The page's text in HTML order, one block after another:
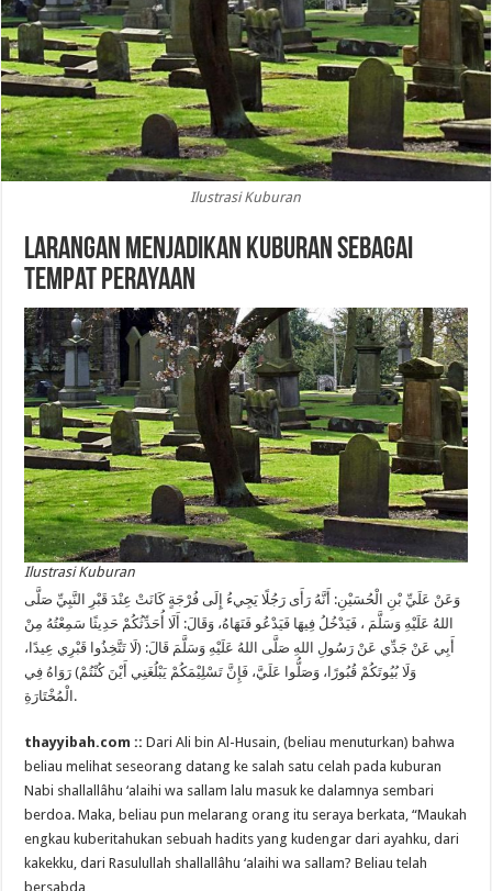
Ilustrasi Kuburan
Larangan Menjadikan Kuburan Sebagai
Tempat Perayaan
Ilustrasi Kuburan
وَعَنْ عَلَيِّ بْنِ الْحُسَيْنِ: أَنَّهُ رَأَى رَجُلًا يَجِيءُ إِلَى فُرْجَةٍ كَانَتْ عِنْدَ قَبْرِ النَّبِيِّ صَلَّى
اللهُ عَلَيْهِ وَسَلَّمَ ، فَيَدْخُلُ فِيهَا فَيَدْعُو فَنَهَاهُ، وَقَالَ: أَلَا أُحَدِّثُكُمْ حَدِيثًا سَمِعْتُهُ مِنْ
أَبِي عَنْ جَدِّي عَنْ رَسُولِ اللهِ صَلَّى اللهُ عَلَيْهِ وَسَلَّمَ قَالَ: (لَا تَتَّخِذُوا قَبْرِي عِيدًا،
وَلَا بُيُوتَكُمْ قُبُورًا، وَصَلُّوا عَلَيَّ، فَإِنَّ تَسْلِيْمَكُمْ يَبْلُغَنِي أَيْنَ كُنْتُمْ) رَوَاهُ فِي
الْمُخْتَارَةِ.
thayyibah.com ::Dari Ali bin Al-Husain, (beliau menuturkan) bahwa
beliau melihat seseorang datang ke salah satu celah pada kuburan
Nabi shallallâhu ‘alaihi wa sallam lalu masuk ke dalamnya sembari
berdoa. Maka, beliau pun melarang orang itu seraya berkata, “Maukah
engkau kuberitahukan sebuah hadits yang kudengar dari ayahku, dari
kakekku, dari Rasulullah shallallâhu ‘alaihi wa sallam? Beliau telah
bersabda,